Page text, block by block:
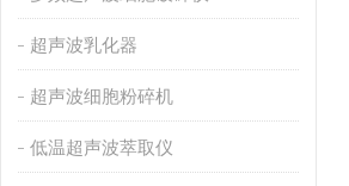
超声波乳化器
超声波细胞粉碎机
低温超声波萃取仪